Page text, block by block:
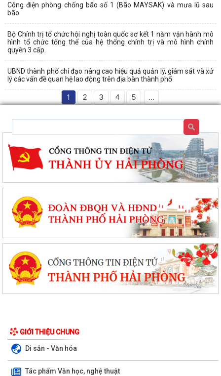
Công điện phòng chống bão số 1 (Bão MAYSAK) và mưa lũ sau
bão
Bộ Chính trị tổ chức hội nghị toàn quốc sơ kết 1 năm vận hành mô
hình tổ chức tổng thể của hệ thống chính trị và mô hình chính
quyền 3 cấp.
UBND thành phố chỉ đạo nâng cao hiệu quả quản lý, giám sát và xử
lý các vấn đề quan hệ lao động trên địa bàn thành phố
1 2 3 4 5 ...
GIỚI THIỆU CHUNG
Di sản - Văn hóa
Tác phẩm Văn học, nghệ thuật